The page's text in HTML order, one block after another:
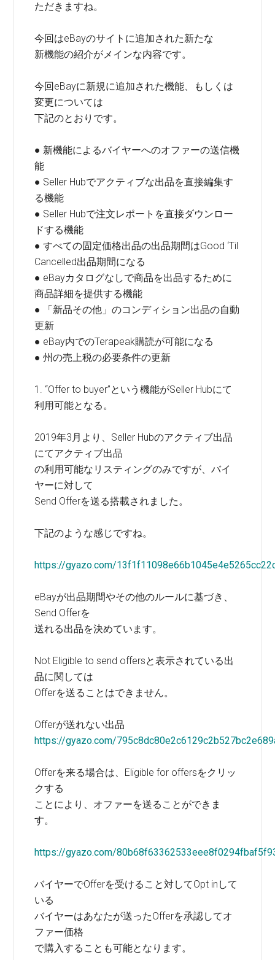
ただきますね。
今回はeBayのサイトに追加された新たな
新機能の紹介がメインな内容です。
今回eBayに新規に追加された機能、もしくは
変更については
下記のとおりです。
● 新機能によるバイヤーへのオファーの送信機
能
● Seller Hubでアクティブな出品を直接編集す
る機能
● Seller Hubで注文レポートを直接ダウンロー
ドする機能
● すべての固定価格出品の出品期間はGood ‘Til
Cancelled出品期間になる
● eBayカタログなしで商品を出品するために
商品詳細を提供する機能
● 「新品その他」のコンディション出品の自動
更新
● eBay内でのTerapeak購読が可能になる
● 州の売上税の必要条件の更新
1. “Offer to buyer”という機能がSeller Hubにて
利用可能となる。
2019年3月より、Seller Hubのアクティブ出品
にてアクティブ出品
の利用可能なリスティングのみですが、バイ
ヤーに対して
Send Offerを送る搭載されました。
下記のような感じですね。
https://gyazo.com/
eBayが出品期間やその他のルールに基づき、
Send Offerを
送れる出品を決めています。
Not Eligible to send offersと表示されている出
品に関しては
Offerを送ることはできません。
Offerが送れない出品
https://gyazo.com/
Offerを来る場合は、Eligible for offersをクリッ
クする
ことにより、オファーを送ることができま
す。
https://gyazo.com/
バイヤーでOfferを受けること対してOpt inして
いる
バイヤーはあなたが送ったOfferを承認してオ
ファー価格
で購入することも可能となります。